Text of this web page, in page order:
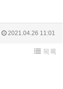
2021.04.26 11:01
목록